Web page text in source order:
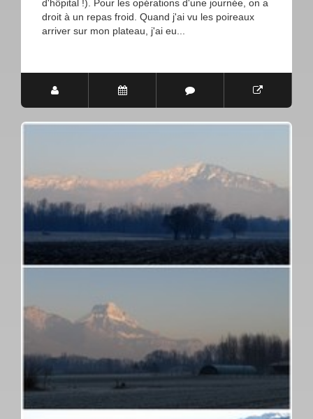
d'hôpital !). Pour les opérations d'une journée, on a
droit à un repas froid. Quand j'ai vu les poireaux
arriver sur mon plateau, j'ai eu...